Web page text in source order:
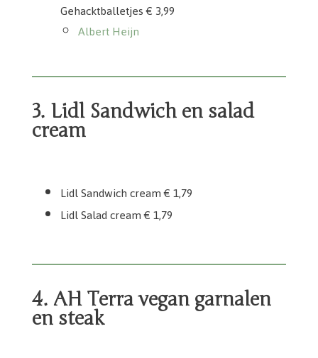
Gehacktballetjes € 3,99
Albert Heijn
3. Lidl Sandwich en salad
cream
Lidl Sandwich cream € 1,79
Lidl Salad cream € 1,79
4. AH Terra vegan garnalen
en steak